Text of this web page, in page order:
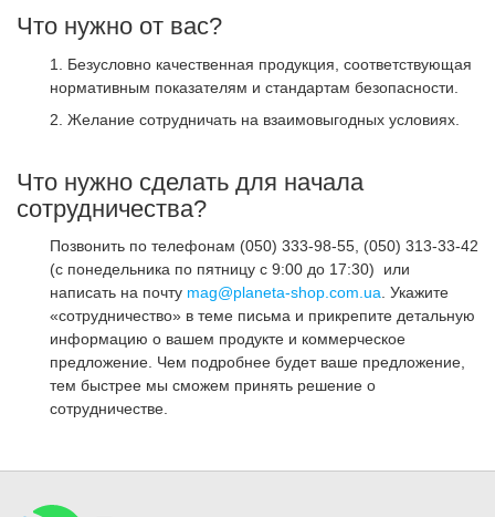
Что нужно от вас?
1. Безусловно качественная продукция, соответствующая
нормативным показателям и стандартам безопасности.
2. Желание сотрудничать на взаимовыгодных условиях.
Что нужно сделать для начала
сотрудничества?
Позвонить по телефонам (050) 333-98-55, (050) 313-33-42
(с понедельника по пятницу с 9:00 до 17:30) или
написать на почту mag@planeta-shop.com.ua . Укажите
«сотрудничество» в теме письма и прикрепите детальную
информацию о вашем продукте и коммерческое
предложение. Чем подробнее будет ваше предложение,
тем быстрее мы сможем принять решение о
сотрудничестве.